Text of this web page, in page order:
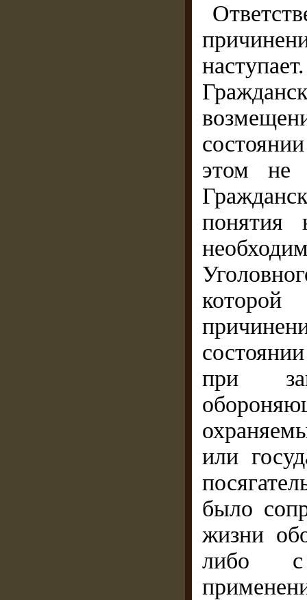
этом не
понятия
при
или
было
жизни
либо с